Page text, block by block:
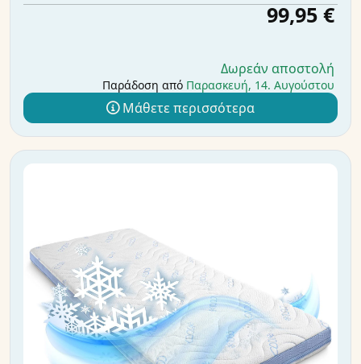
99,95 €
Δωρεάν αποστολή
Παράδοση από Παρασκευή, 14. Αυγούστου
Μάθετε περισσότερα